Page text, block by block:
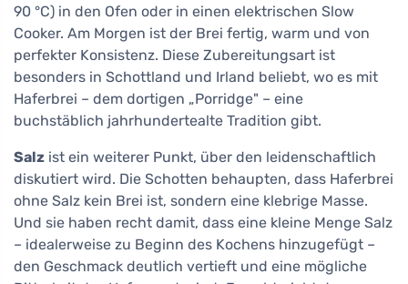
90 °C) in den Ofen oder in einen elektrischen Slow
Cooker. Am Morgen ist der Brei fertig, warm und von
perfekter Konsistenz. Diese Zubereitungsart ist
besonders in Schottland und Irland beliebt, wo es mit
Haferbrei – dem dortigen „Porridge" – eine
buchstäblich jahrhundertealte Tradition gibt.
Salz ist ein weiterer Punkt, über den leidenschaftlich
diskutiert wird. Die Schotten behaupten, dass Haferbrei
ohne Salz kein Brei ist, sondern eine klebrige Masse.
Und sie haben recht damit, dass eine kleine Menge Salz
– idealerweise zu Beginn des Kochens hinzugefügt –
den Geschmack deutlich vertieft und eine mögliche